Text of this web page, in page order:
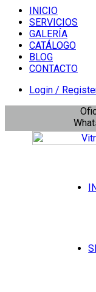
INICIO
SERVICIOS
GALERÍA
CATÁLOGO
BLOG
CONTACTO
Login /